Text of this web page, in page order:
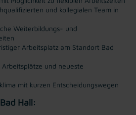
und kollegialen Team in
Weiterbildungs- und
Arbeitsplatz am Standort Bad
und neueste
mit kurzen Entscheidungswegen
Hall: